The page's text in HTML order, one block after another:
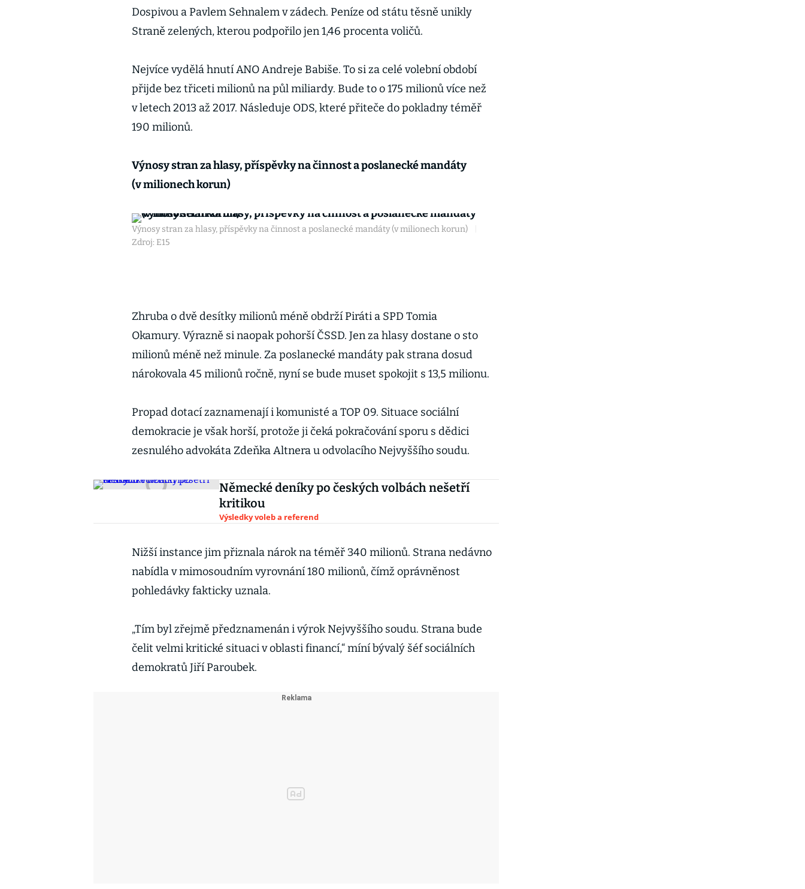
Dospivou a Pavlem Sehnalem v zádech. Peníze od státu těsně unikly
Straně zelených, kterou podpořilo jen 1,46 procenta voličů.
Nejvíce vydělá hnutí ANO Andreje Babiše. To si za celé volební období
přijde bez třiceti milionů na půl miliardy. Bude to o 175 milionů více než
v letech 2013 až 2017. Následuje ODS, které přiteče do pokladny téměř
190 milionů.
Výnosy stran za hlasy, příspěvky na činnost a poslanecké mandáty
(v milionech korun)
Výnosy stran za hlasy, příspěvky na činnost a poslanecké mandáty (v milionech korun)
Zdroj: E15
Zhruba o dvě desítky milionů méně obdrží Piráti a SPD Tomia
Okamury. Výrazně si naopak pohorší ČSSD. Jen za hlasy dostane o sto
milionů méně než minule. Za poslanecké mandáty pak strana dosud
nárokovala 45 milionů ročně, nyní se bude muset spokojit s 13,5 milionu.
Propad dotací zaznamenají i komunisté a TOP 09. Situace sociální
demokracie je však horší, protože ji čeká pokračování sporu s dědici
zesnulého advokáta Zdeňka Altnera u odvolacího Nejvyššího soudu.
Německé deníky po českých volbách nešetří
kritikou
Výsledky voleb a referend
Nižší instance jim přiznala nárok na téměř 340 milionů. Strana nedávno
nabídla v mimosoudním vyrovnání 180 milionů, čímž oprávněnost
pohledávky fakticky uznala.
„Tím byl zřejmě předznamenán i výrok Nejvyššího soudu. Strana bude
čelit velmi kritické situaci v oblasti financí,“ míní bývalý šéf sociálních
demokratů Jiří Paroubek.